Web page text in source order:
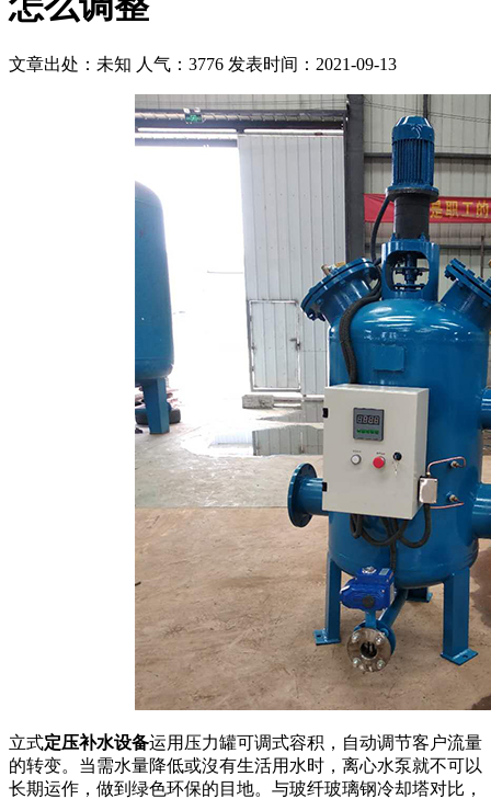
文章出处：未知 人气：3776 发表时间：2021-09-13
立式定压补水设备运用压力罐可调式容积，自动调节客户流量
的转变。当需水量降低或沒有生活用水时，离心水泵就不可以
长期运作，做到绿色环保的目地。与玻纤玻璃钢冷却塔对比，